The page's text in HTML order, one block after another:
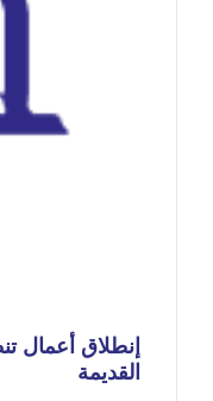
إنطلاق أعمال
القديمة